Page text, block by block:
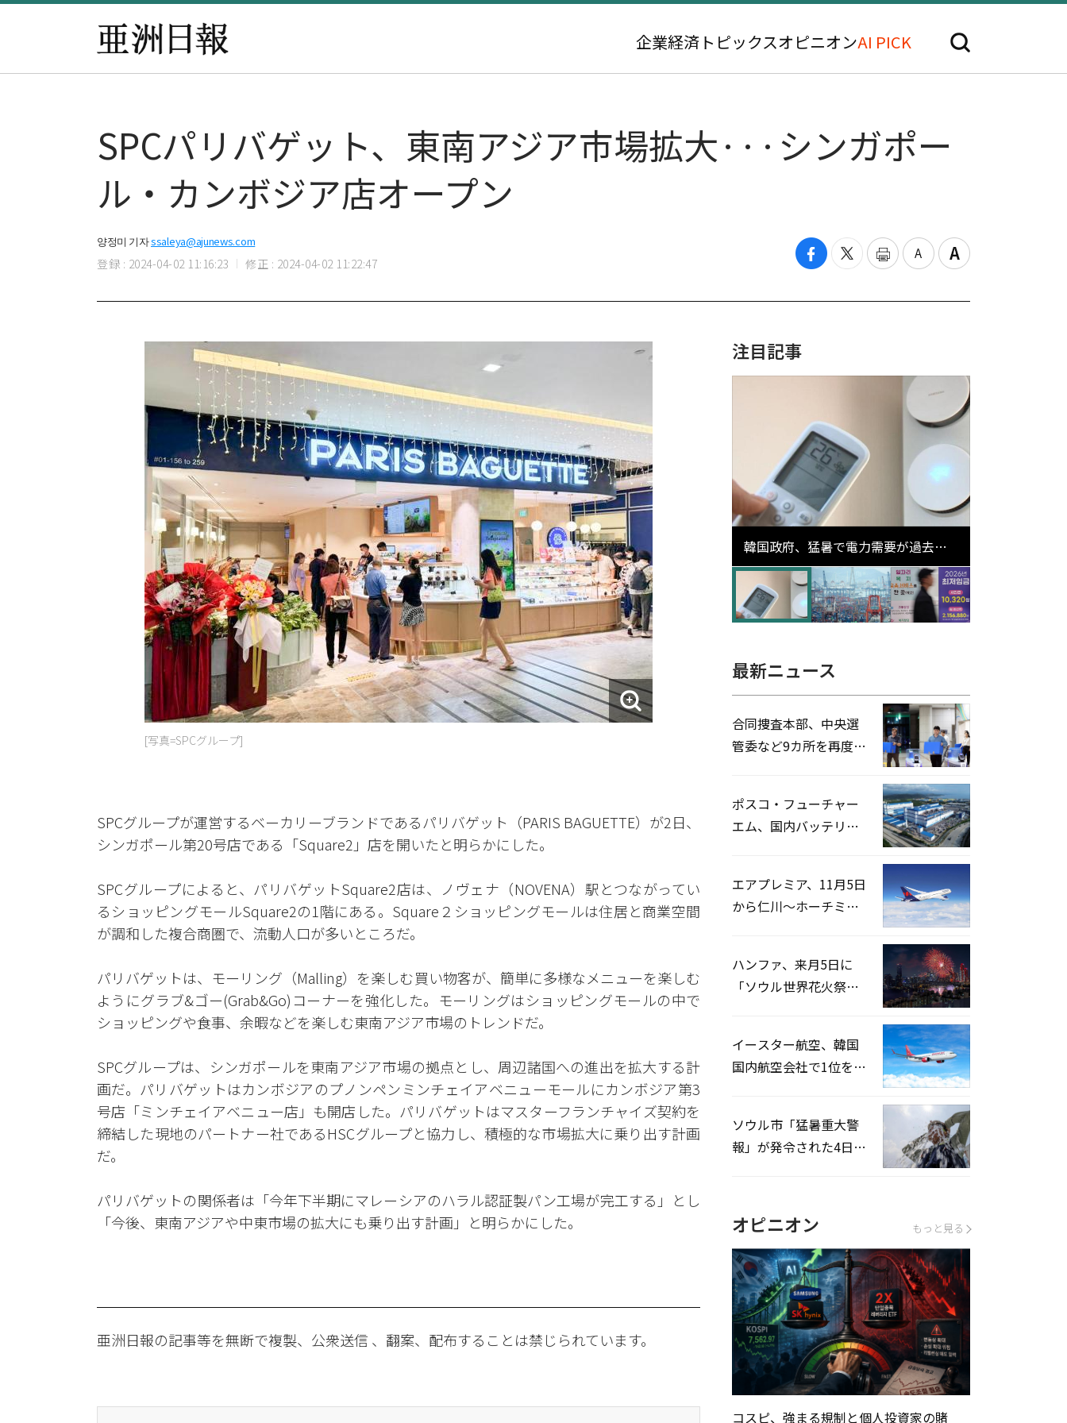
企業経済 トピックスオピニオンAI PICK
SPCパリバゲット、東南アジア市場拡大···シンガポー
ル・カンボジア店オープン
양정미 기자ssaleya@ajunews.com
登録 : 2024-04-02 11:16:23 修正 : 2024-04-02 11:22:47
[写真=SPCグループ]
SPCグループが運営するベーカリーブランドであるパリバゲット（PARIS BAGUETTE）が2日、
シンガポール第20号店である「Square2」店を開いたと明らかにした。
SPCグループによると、パリバゲットSquare2店は、ノヴェナ（NOVENA）駅とつながってい
るショッピングモールSquare2の1階にある。Square２ショッピングモールは住居と商業空間
が調和した複合商圏で、流動人口が多いところだ。
パリバゲットは、モーリング（Malling）を楽しむ買い物客が、簡単に多様なメニューを楽しむ
ようにグラブ&ゴー(Grab&Go)コーナーを強化した。モーリングはショッピングモールの中で
ショッピングや食事、余暇などを楽しむ東南アジア市場のトレンドだ。
SPCグループは、シンガポールを東南アジア市場の拠点とし、周辺諸国への進出を拡大する計
画だ。パリバゲットはカンボジアのプノンペンミンチェイアベニューモールにカンボジア第3
号店「ミンチェイアベニュー店」も開店した。パリバゲットはマスターフランチャイズ契約を
締結した現地のパートナー社であるHSCグループと協力し、積極的な市場拡大に乗り出す計画
だ。
パリバゲットの関係者は「今年下半期にマレーシアのハラル認証製パン工場が完工する」とし
「今後、東南アジアや中東市場の拡大にも乗り出す計画」と明らかにした。
亜洲日報の記事等を無断で複製、公衆送信 、翻案、配布することは禁じられています。
注目記事
韓国政府、猛暑で電力需要が過去最
高更新の可能性に需給対応体制を点
検
最新ニュース
合同捜査本部、中央選
管委など9カ所を再度家
ポスコ・フューチャー
エム、国内バッテリー
エアプレミア、11月5日
から仁川〜ホーチミン
ハンファ、来月5日に
「ソウル世界花火祭り
イースター航空、韓国
国内航空会社で1位を記
ソウル市「猛暑重大警
報」が発令された4日、
オピニオン もっと見る
コスピ、強まる規制と個人投資家の賭